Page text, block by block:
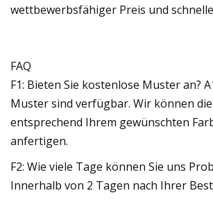
wettbewerbsfähiger Preis und
FAQ
F1: Bieten Sie kostenlose Muster an?
Muster sind verfügbar. Wir können
entsprechend Ihrem gewünschten
anfertigen.
F2: Wie viele Tage können Sie uns
Innerhalb von 2 Tagen nach Ihrer